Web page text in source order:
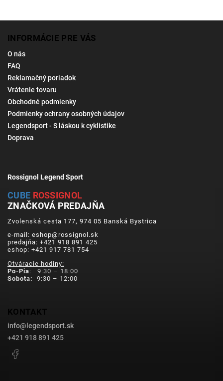
INFORMÁCIE PRE VÁS
O nás
FAQ
Reklamačný poriadok
Vrátenie tovaru
Obchodné podmienky
Podmienky ochrany osobných údajov
Legendsport - S láskou k cyklistike
Doprava
Rossignol Legend Sport
CUBE ROSSIGNOL
ZNAČKOVÁ PREDAJŇA
Zvolenská cesta 177, 974 05 Banská Bystrica
e-mail: eshop@rossignol.sk
predajňa: +421 918 891 425
eshop: +421 917 781 754
Otváracie hodiny:
Po-Pia: 9:30 – 18:00
Sobota:
9:30 – 12:00
KONTAKT
info@ legendsport.sk
+421 918 891 425